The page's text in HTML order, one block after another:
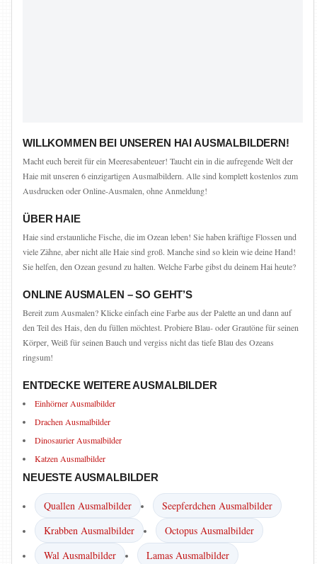
WILLKOMMEN BEI UNSEREN HAI AUSMALBILDERN!
Macht euch bereit für ein Meeresabenteuer! Taucht ein in die aufregende Welt der
Haie mit unseren 6 einzigartigen Ausmalbildern. Alle sind komplett kostenlos zum
Ausdrucken oder Online-Ausmalen, ohne Anmeldung!
ÜBER HAIE
Haie sind erstaunliche Fische, die im Ozean leben! Sie haben kräftige Flossen und
viele Zähne, aber nicht alle Haie sind groß. Manche sind so klein wie deine Hand!
Sie helfen, den Ozean gesund zu halten. Welche Farbe gibst du deinem Hai heute?
ONLINE AUSMALEN – SO GEHT’S
Bereit zum Ausmalen? Klicke einfach eine Farbe aus der Palette an und dann auf
den Teil des Hais, den du füllen möchtest. Probiere Blau- oder Grautöne für seinen
Körper, Weiß für seinen Bauch und vergiss nicht das tiefe Blau des Ozeans
ringsum!
ENTDECKE WEITERE AUSMALBILDER
Einhörner Ausmalbilder
Drachen Ausmalbilder
Dinosaurier Ausmalbilder
Katzen Ausmalbilder
NEUESTE AUSMALBILDER
Quallen Ausmalbilder
Seepferdchen Ausmalbilder
Krabben Ausmalbilder
Octopus Ausmalbilder
Wal Ausmalbilder
Lamas Ausmalbilder